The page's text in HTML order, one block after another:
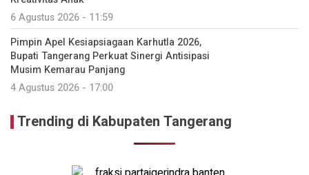
6 Agustus 2026 - 11:59
Pimpin Apel Kesiapsiagaan Karhutla 2026,
Bupati Tangerang Perkuat Sinergi Antisipasi
Musim Kemarau Panjang
4 Agustus 2026 - 17:00
Trending di Kabupaten Tangerang